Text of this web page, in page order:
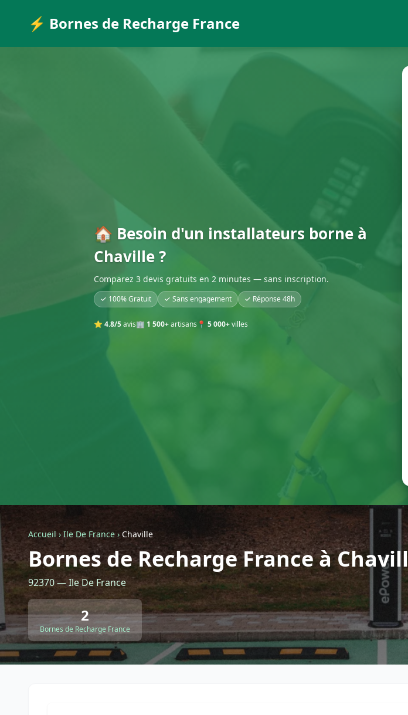
⚡ Bornes de Recharge France
🏠 Besoin d'un installateurs borne à
Chaville ?
Comparez 3 devis gratuits en 2 minutes — sans inscription.
✓ 100% Gratuit ✓ Sans engagement ✓ Réponse 48h
⭐ 4.8/5avis🏢 1 500+artisans 📍 5 000+villes
Accueil › Ile De France › Chaville
Bornes de Recharge France à
92370 — Ile De France
2
Bornes de Recharge France